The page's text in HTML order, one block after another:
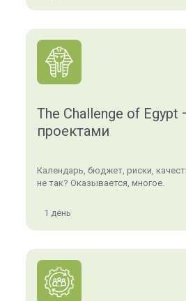
The Challenge of
проектами
Календарь, бюджет, риски,
не так? Оказывается, многое.
1 день